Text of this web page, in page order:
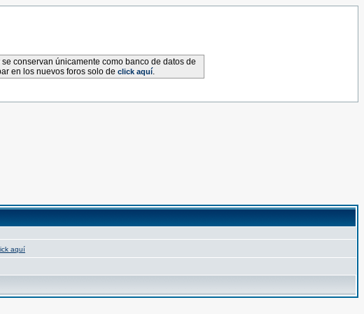
conservan únicamente como banco de datos de
en los nuevos foros solo de click aquí.
aquí